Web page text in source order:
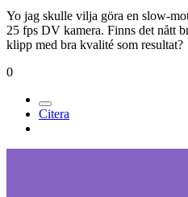
Yo jag skulle vilja göra en slow-
25 fps DV kamera. Finns det nått
klipp med bra kvalité som resultat?
0
Citera